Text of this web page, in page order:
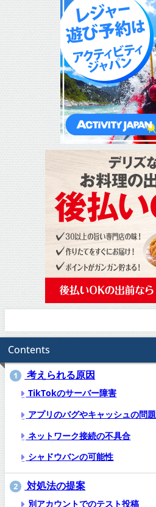
Contents
1 考えられる原因
TikTokのサーバー障害
アプリのバグやキャッシュの問題
ネットワーク接続の不具合
シャドウバンの可能性
2 対処法の提案
別アカウントでのテスト投稿